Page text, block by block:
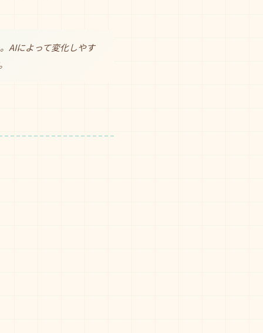
AIによって変化しやす